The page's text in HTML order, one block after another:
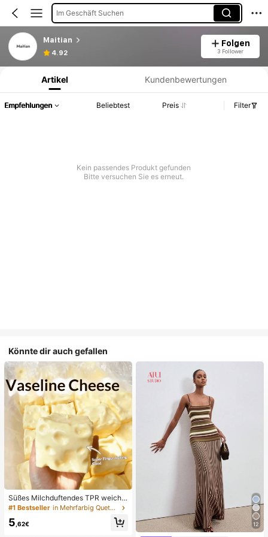
Im Geschäft Suchen
Maitian
4.92
Folgen
3 Follower
Produktinformation: Preisangabe, Verkaufs- und Lagerbestandsdetails.
Artikel Kundenbewertungen
Empfehlungen Beliebtest Preis Filter
Kein passendes Produkt gefunden
Bitte versuchen Sie es erneut.
Könnte dir auch gefallen
Süßes Milchduftendes TPR weiche
s quetschbares Dumpling-förmiges
Stressabbau-Spielzeug, 5cm niedli
ches lustiges Quetsch-Stressabbau
#1 Bestseller in Mehrfarbig Quetschspielzeug für Teenager
5 ,62€ 12